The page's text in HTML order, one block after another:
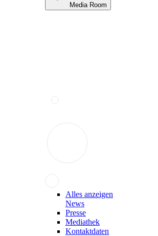
Media Room
Alles anzeigen
News
Presse
Mediathek
Kontaktdaten